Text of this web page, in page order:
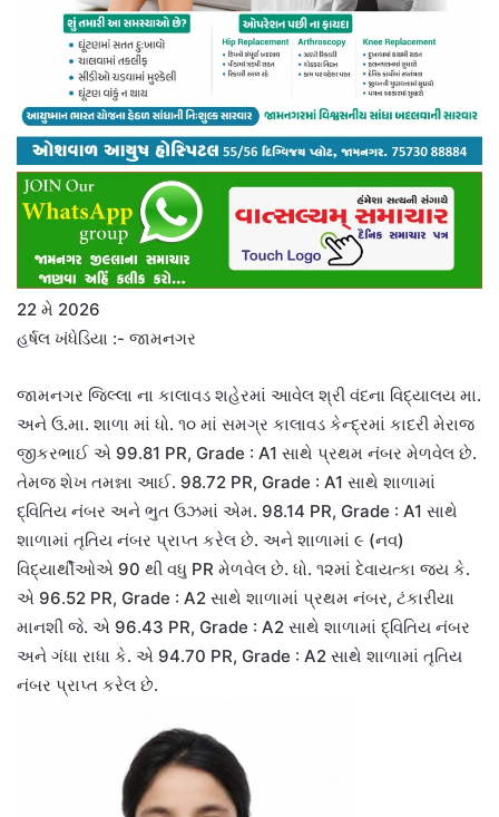
22 મે 2026
હર્ષલ ખંધેડિયા :- જામનગર
જામનગર જિલ્લા ના કાલાવડ શહેરમાં આવેલ શ્રી વંદના વિદ્યાલય મા.
અને ઉ.મા. શાળા માં ધો. ૧૦ માં સમગ્ર કાલાવડ કેન્દ્રમાં કાદરી મેરાજ
જીકરભાઈ એ 99.81 PR, Grade : A1 સાથે પ્રથમ નંબર મેળવેલ છે.
તેમજ શેખ તમન્ના આઈ. 98.72 PR, Grade : A1 સાથે શાળામાં
દ્વિતિય નંબર અને ભુત ઉઝમાં એમ. 98.14 PR, Grade : A1 સાથે
શાળામાં તૃતિય નંબર પ્રાપ્ત કરેલ છે. અને શાળામાં ૯ (નવ)
વિદ્યાર્થીઓએ 90 થી વધુ PR મેળવેલ છે. ધો. ૧૨માં દેવાયત્કા જય કે.
એ 96.52 PR, Grade : A2 સાથે શાળામાં પ્રથમ નંબર, ટંકારીયા
માનશી જે. એ 96.43 PR, Grade : A2 સાથે શાળામાં દ્વિતિય નંબર
અને ગંધા રાધા કે. એ 94.70 PR, Grade : A2 સાથે શાળામાં તૃતિય
નંબર પ્રાપ્ત કરેલ છે.